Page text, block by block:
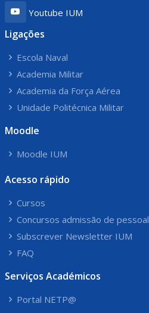
Youtube IUM
Ligações
Escola Naval
Academia Militar
Academia da Força Aérea
Unidade Politécnica Militar
Moodle
Moodle IUM
Acesso rápido
Cursos
Concursos admissão de pessoal
Subscrever Newsletter IUM
FAQ
Serviços Académicos
Portal NETP@